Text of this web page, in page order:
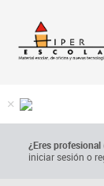
¿Eres
iniciar sesión o